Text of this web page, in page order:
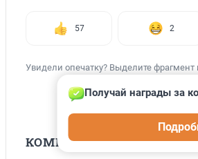
57 2
Увидели опечатку? Выделите фрагмент
КОММЕНТАРИИ 69
Получай награды за